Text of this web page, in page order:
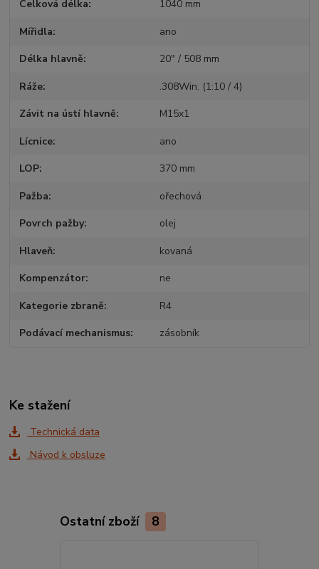
Celková délka 1040 mm
Mířidla ano
Délka hlavně 20" / 508 mm
Ráže .308Win. (1:10 / 4)
Závit na ústí hlavně M15x1
Lícnice ano
LOP 370 mm
Pažba ořechová
Povrch pažby olej
Hlaveň kovaná
Kompenzátor ne
Kategorie zbraně R4
Podávací mechanismus zásobník
Ke stažení
Technická data
Návod k obsluze
Ostatní zboží 8